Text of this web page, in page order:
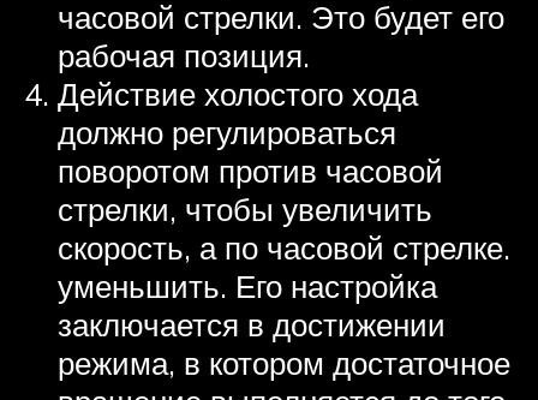
часовой стрелки. Это будет его
рабочая позиция.
Действие холостого хода
должно регулироваться
поворотом против часовой
стрелки, чтобы увеличить
скорость, а по часовой стрелке.
уменьшить. Его настройка
заключается в достижении
режима, в котором достаточное